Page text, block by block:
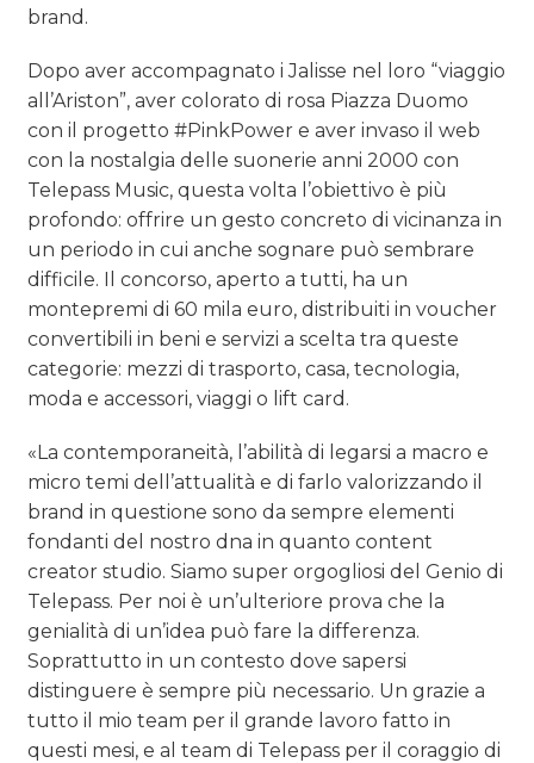
brand.
Dopo aver accompagnato i Jalisse nel loro “viaggio
all’Ariston”, aver colorato di rosa Piazza Duomo
con il progetto #PinkPower e aver invaso il web
con la nostalgia delle suonerie anni 2000 con
Telepass Music, questa volta l’obiettivo è più
profondo: offrire un gesto concreto di vicinanza in
un periodo in cui anche sognare può sembrare
difficile. Il concorso, aperto a tutti, ha un
montepremi di 60 mila euro, distribuiti in voucher
convertibili in beni e servizi a scelta tra queste
categorie: mezzi di trasporto, casa, tecnologia,
moda e accessori, viaggi o lift card.
«La contemporaneità, l’abilità di legarsi a macro e
micro temi dell’attualità e di farlo valorizzando il
brand in questione sono da sempre elementi
fondanti del nostro dna in quanto content
creator studio. Siamo super orgogliosi del Genio di
Telepass. Per noi è un’ulteriore prova che la
genialità di un’idea può fare la differenza.
Soprattutto in un contesto dove sapersi
distinguere è sempre più necessario. Un grazie a
tutto il mio team per il grande lavoro fatto in
questi mesi, e al team di Telepass per il coraggio di